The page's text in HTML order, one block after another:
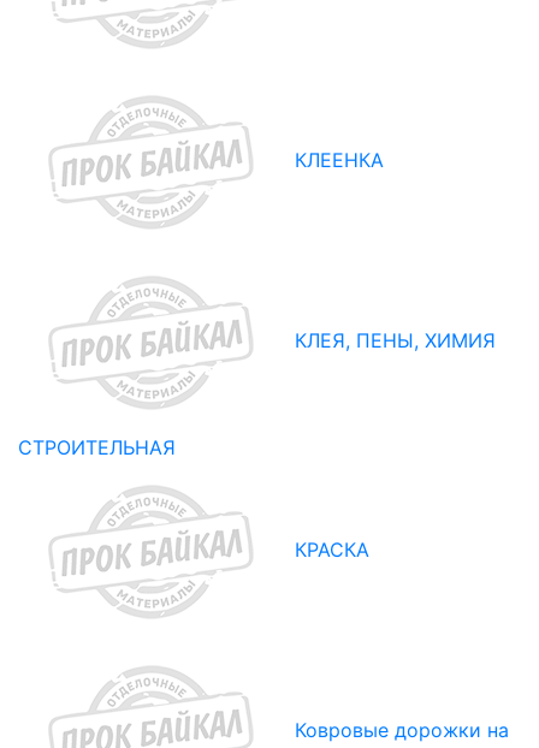
КЛЕЕНКА
КЛЕЯ, ПЕНЫ, ХИМИЯ
СТРОИТЕЛЬНАЯ
КРАСКА
Ковровые дорожки на